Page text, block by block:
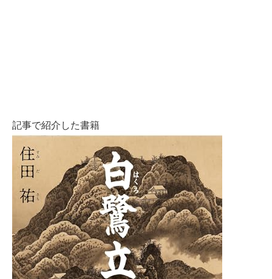
記事で紹介した書籍